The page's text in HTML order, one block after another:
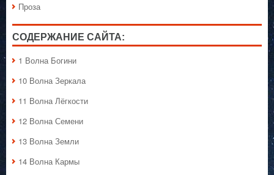
Проза
СОДЕРЖАНИЕ САЙТА:
1 Волна Богини
10 Волна Зеркала
11 Волна Лёгкости
12 Волна Семени
13 Волна Земли
14 Волна Кармы